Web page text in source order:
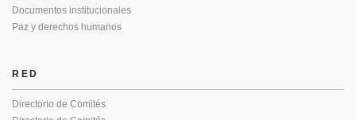
Documentos institucionales
Paz y derechos humanos
RED
Directorio de Comités